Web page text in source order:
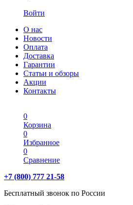
Войти
О нас
Новости
Оплата
Доставка
Гарантии
Статьи и обзоры
Акции
Контакты
0
Корзина
0
Избранное
0
Сравнение
+7 (800) 777 21-58
Бесплатный звонок по России